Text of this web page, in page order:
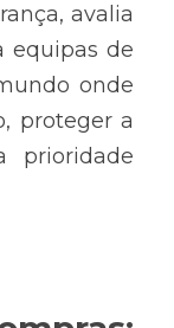
avalia
equipas de
onde
proteger a
prioridade